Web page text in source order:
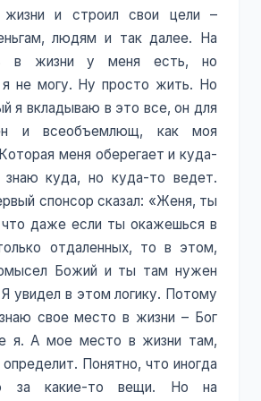
и строил свои цели –
людям и так далее. На
в жизни у меня есть, но
я не могу. Ну просто жить. Но
я вкладываю в это все, он для
и всеобъемлющ, как моя
меня оберегает и куда-
куда, но куда-то ведет.
спонсор сказал: «Женя, ты
даже если ты окажешься в
отдаленных, то в этом,
Божий и ты там нужен
увидел в этом логику. Потому
свое место в жизни – Бог
я. А мое место в жизни там,
Понятно, что иногда
за какие-то вещи. Но на